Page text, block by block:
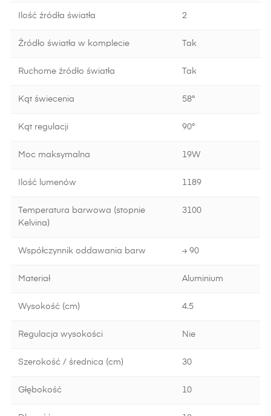
Ilość źródła światła 2
Źródło światła w komplecie Tak
Ruchome źródło światła Tak
Kąt świecenia 58°
Kąt regulacji 90°
Moc maksymalna 19W
Ilość lumenów 1189
Temperatura barwowa (stopnie
Kelvina)
3100
Współczynnik oddawania barw ≥ 90
Materiał Aluminium
Wysokość (cm) 4.5
Regulacja wysokości Nie
Szerokość / średnica (cm) 30
Głębokość 10